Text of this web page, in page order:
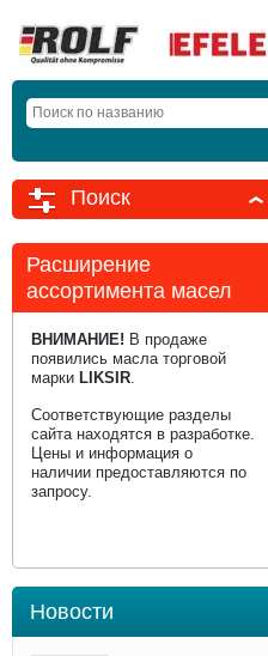
Поиск
Расширение
ассортимента масел
ВНИМАНИЕ! В продаже
появились масла торговой
марки LIKSIR.
Соответствующие разделы
сайта находятся в разработке.
Цены и информация о
наличии предоставляются по
запросу.
Новости